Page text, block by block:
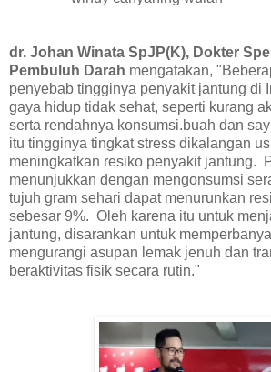
dr. Johan Winata SpJP(K), Dokter
Pembuluh Darah mengatakan,
penyebab tingginya penyakit jantung di
gaya hidup tidak sehat, seperti kurang
serta rendahnya konsumsi.buah dan
itu tingginya tingkat stress dikalangan
meningkatkan resiko penyakit jantung.
menunjukkan dengan mengonsumsi
tujuh gram sehari dapat menurunkan
sebesar 9%. Oleh karena itu untuk
jantung, disarankan untuk
mengurangi asupan lemak jenuh dan
beraktivitas fisik secara rutin."